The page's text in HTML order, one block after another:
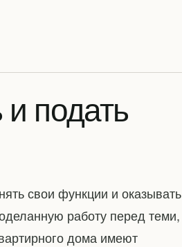
подать
свои функции и оказывать
работу перед теми,
дома имеют